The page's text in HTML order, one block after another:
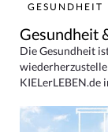
GESUNDHEIT
Gesundheit
Die Gesundheit